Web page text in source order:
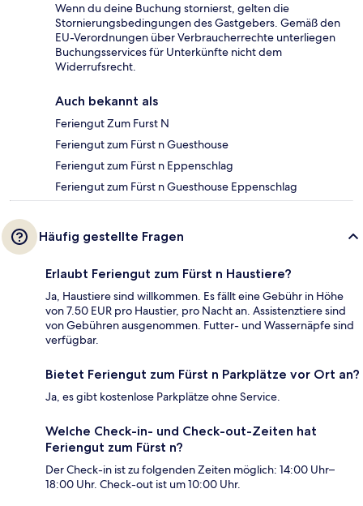
Wenn du deine Buchung stornierst, gelten die
Stornierungsbedingungen des Gastgebers. Gemäß den
EU-Verordnungen über Verbraucherrechte unterliegen
Buchungsservices für Unterkünfte nicht dem
Widerrufsrecht.
Auch bekannt als
Feriengut Zum Furst N
Feriengut zum Fürst n Guesthouse
Feriengut zum Fürst n Eppenschlag
Feriengut zum Fürst n Guesthouse Eppenschlag
Häufig gestellte Fragen
Erlaubt Feriengut zum Fürst n Haustiere?
Ja, Haustiere sind willkommen. Es fällt eine Gebühr in Höhe
von 7.50 EUR pro Haustier, pro Nacht an. Assistenztiere sind
von Gebühren ausgenommen. Futter- und Wassernäpfe sind
verfügbar.
Bietet Feriengut zum Fürst n Parkplätze vor Ort an?
Ja, es gibt kostenlose Parkplätze ohne Service.
Welche Check-in- und Check-out-Zeiten hat
Feriengut zum Fürst n?
Der Check-in ist zu folgenden Zeiten möglich: 14:00 Uhr–
18:00 Uhr. Check-out ist um 10:00 Uhr.